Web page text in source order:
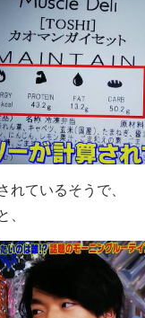
れているそうで、
、